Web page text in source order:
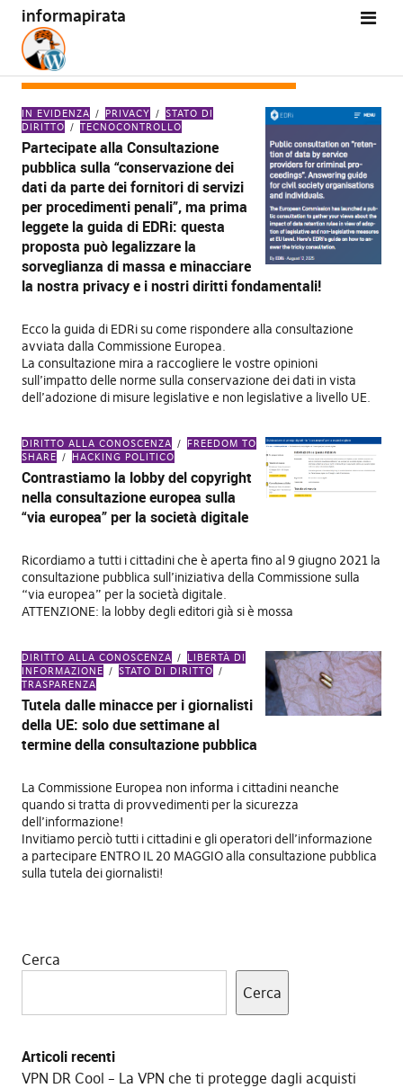
informapirata
TAG:CONSULTAZIONE PUBBLICA
IN EVIDENZA PRIVACY
STATO DI
DIRITTO
TECNOCONTROLLO
Partecipate alla Consultazione
pubblica sulla “conservazione dei
dati da parte dei fornitori di servizi
per procedimenti penali”, ma prima
leggete la guida di EDRi: questa
proposta può legalizzare la
sorveglianza di massa e minacciare
la nostra privacy e i nostri diritti fondamentali!
Ecco la guida di EDRi su come rispondere alla consultazione
avviata dalla Commissione Europea.
La consultazione mira a raccogliere le vostre opinioni
sull’impatto delle norme sulla conservazione dei dati in vista
dell’adozione di misure legislative e non legislative a livello UE.
DIRITTO ALLA CONOSCENZA
FREEDOM TO
SHARE
HACKING POLITICO
Contrastiamo la lobby del copyright
nella consultazione europea sulla
“via europea” per la società digitale
Ricordiamo a tutti i cittadini che è aperta fino al 9 giugno 2021 la
consultazione pubblica sull’iniziativa della Commissione sulla
“via europea” per la società digitale.
ATTENZIONE: la lobby degli editori già si è mossa
DIRITTO ALLA CONOSCENZA
LIBERTÀ DI
INFORMAZIONE
STATO DI DIRITTO
TRASPARENZA
Tutela dalle minacce per i giornalisti
della UE: solo due settimane al
termine della consultazione pubblica
La Commissione Europea non informa i cittadini neanche
quando si tratta di provvedimenti per la sicurezza
dell’informazione!
Invitiamo perciò tutti i cittadini e gli operatori dell’informazione
a partecipare ENTRO IL 20 MAGGIO alla consultazione pubblica
sulla tutela dei giornalisti!
Cerca
Cerca
Articoli recenti
VPN DR Cool – La VPN che ti protegge dagli acquisti